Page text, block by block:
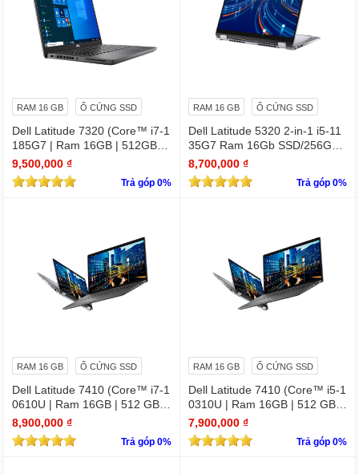
RAM 16 GB Ổ CỨNG SSD
Dell Latitude 7320 (Core™ i7-1
185G7 | Ram 16GB | 512GB S
SD | 13.3 inch FHD)
9,500,000 ₫
Trả góp 0%
RAM 16 GB Ổ CỨNG SSD
Dell Latitude 5320 2-in-1 i5-11
35G7 Ram 16Gb SSD/256GB
13.3″ FHD X360 Touch
8,700,000 ₫
Trả góp 0%
RAM 16 GB Ổ CỨNG SSD
Dell Latitude 7410 (Core™ i7-1
0610U | Ram 16GB | 512 GB S
SD | 14.0inch FHD) 2 in 1 cảm
ứng
8,900,000 ₫
Trả góp 0%
RAM 16 GB Ổ CỨNG SSD
Dell Latitude 7410 (Core™ i5-1
0310U | Ram 16GB | 512 GB S
SD | 14.0inch FHD) 2 in 1 cảm
ứng
7,900,000 ₫
Trả góp 0%